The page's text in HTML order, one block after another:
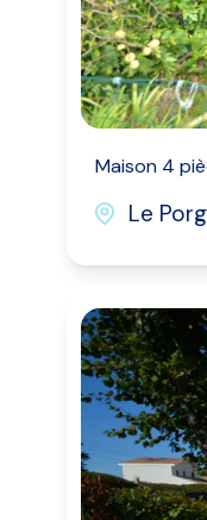
Maison 4
Le